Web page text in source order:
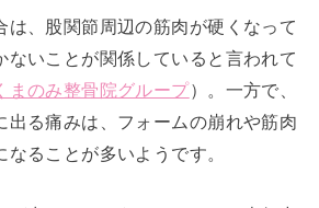
は、股関節周辺の筋肉が硬くなって
ないことが関係していると言われて
まのみ整骨院グループ）。一方で、
出る痛みは、フォームの崩れや筋肉
ることが多いようです。